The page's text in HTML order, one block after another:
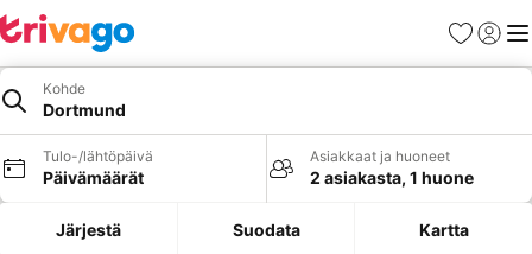
Suosikit
Kohde
Dortmund
Tulo-/lähtöpäivä
Päivämäärät
Asiakkaat ja huoneet
2 asiakasta, 1 huone
Järjestä Suodata Kartta